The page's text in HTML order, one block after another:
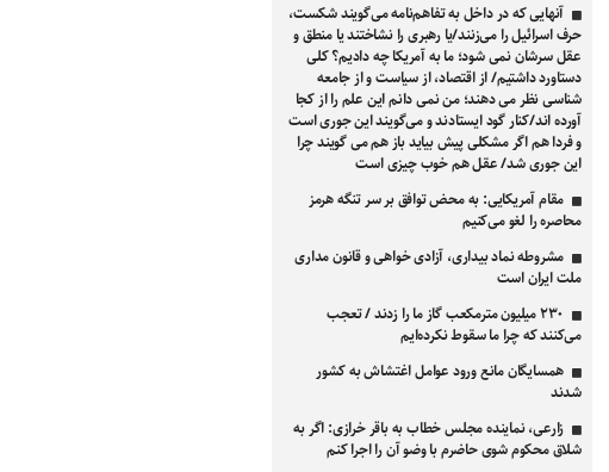
آنهایی که در داخل به تفاهم‌نامه می‌گویند شکست،
حرف اسرائیل را می‌زنند/یا رهبری را نشاختند یا منطق و
عقل سرشان نمی شود؛ ما به آمریکا چه دادیم؟ کلی
دستاورد داشتیم/ از اقتصاد، از سیاست و از جامعه
شناسی نظر می دهند؛ من نمی دانم این علم را از کجا
آورده اند/کنار گود ایستادند و می‌گویند این جوری است
و فردا هم اگر مشکلی پیش بیاید باز هم می گویند چرا
این جوری شد/ عقل هم خوب چیزی است
مقام آمریکایی: به محض توافق بر سر تنگه هرمز
محاصره را لغو می‌کنیم
مشروطه نماد بیداری، آزادی‌ خواهی و قانون‌ مداری
ملت ایران است
۲۳۰ میلیون مترمکعب گاز ما را زدند / تعجب
می‌کنند که چرا ما سقوط نکرده‌ایم
همسایگان مانع ورود عوامل اغتشاش به کشور
شدند
زارعی، نماینده مجلس خطاب به باقر خرازی: اگر به
شلاق محکوم شوی حاضرم با وضو آن را اجرا کنم